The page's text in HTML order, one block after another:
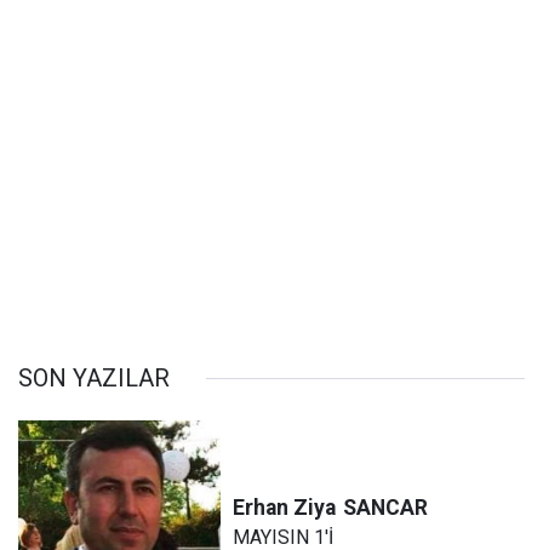
SON YAZILAR
Erhan Ziya SANCAR
MAYISIN 1'İ